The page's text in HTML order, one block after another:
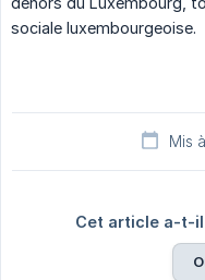
sociale luxembourgeoise.
Mis
Cet article a-t-il